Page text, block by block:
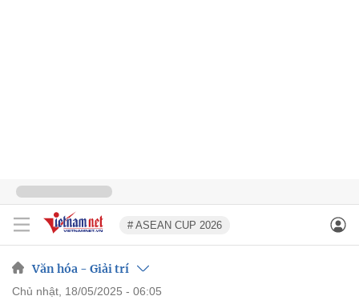
# ASEAN CUP 2026
Văn hóa - Giải trí
chủ nhật, 18/05/2025 - 06:05